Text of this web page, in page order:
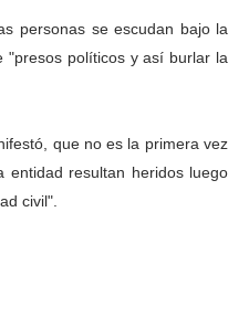
comunal en El Vigía con
de bacheo en el sector La
el taller vacacional de
la Semana Mundial de la
Renace en el
personas se escudan bajo la
"presos políticos y así burlar la
que no es la primera vez
entidad resultan heridos luego
civil".